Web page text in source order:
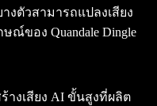
งตัวสามารถแปลงเสียง
ณ์ของ Quandale Dingle
างเสียง AI ขั้นสูงที่ผลิต